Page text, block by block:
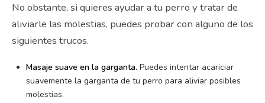
No obstante, si quieres ayudar a tu perro y tratar de
aliviarle las molestias, puedes probar con alguno de los
siguientes trucos.
Masaje suave en la garganta. Puedes intentar acariciar
suavemente la garganta de tu perro para aliviar posibles
molestias.